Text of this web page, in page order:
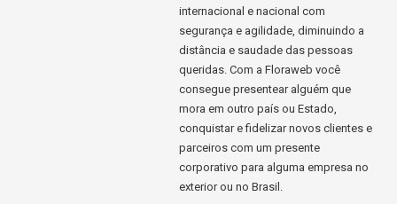
internacional e nacional com
segurança e agilidade, diminuindo a
distância e saudade das pessoas
queridas. Com a Floraweb você
consegue presentear alguém que
mora em outro país ou Estado,
conquistar e fidelizar novos clientes e
parceiros com um presente
corporativo para alguma empresa no
exterior ou no Brasil.